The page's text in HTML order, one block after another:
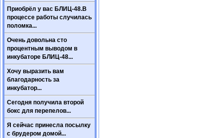
Приобрёл у вас БЛИЦ-48.В
процессе работы случилась
поломка...
Очень довольна сто
процентным выводом в
инкубаторе БЛИЦ-48...
Хочу выразить вам
благодарность за
инкубатор...
Сегодня получила второй
бокс для перепелов...
Я сейчас принесла посылку
с брудером домой...